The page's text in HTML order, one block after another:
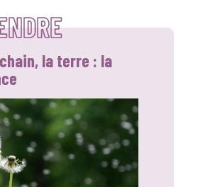
la terre : la